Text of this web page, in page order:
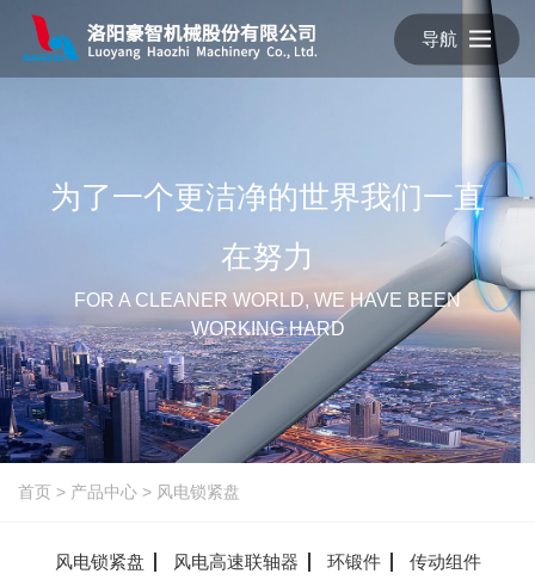
导航
为了一个更洁净的世界我们一直
在努力
FOR A CLEANER WORLD, WE HAVE BEEN
WORKING HARD
首页 > 产品中心 > 风电锁紧盘
风电锁紧盘 风电高速联轴器 环锻件 传动组件